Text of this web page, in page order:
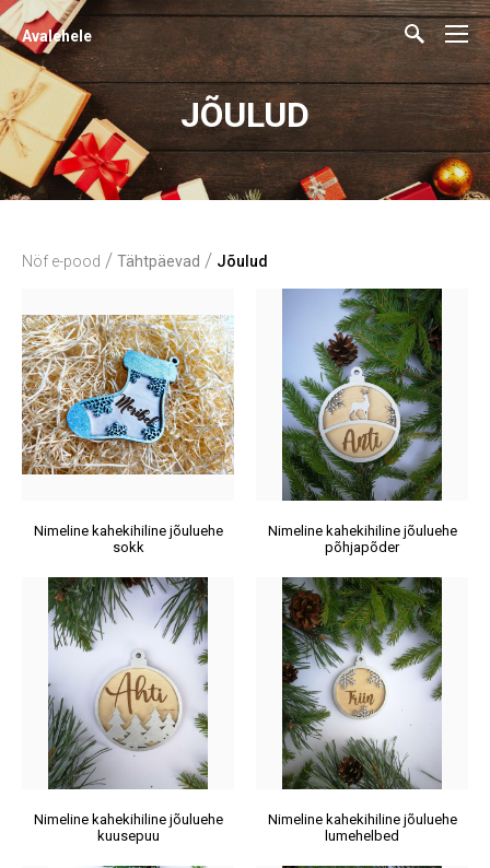
Avalehele
JÕULUD
Nöf e-pood / Tähtpäevad / Jõulud
Nimeline kahekihiline jõuluehe
sokk
Nimeline kahekihiline jõuluehe
põhjapõder
Nimeline kahekihiline jõuluehe
kuusepuu
Nimeline kahekihiline jõuluehe
lumehelbed